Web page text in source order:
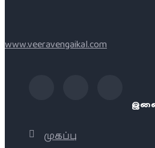
www.veeravengaikal.com
முகப்பு